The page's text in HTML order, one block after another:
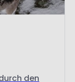
den